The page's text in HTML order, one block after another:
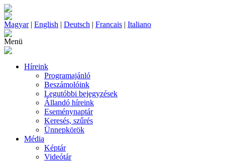
Magyar| English | Deutsch | Francais | Italiano
Menü
Híreink
Programajánló
Beszámolóink
Legutóbbi bejegyzések
Állandó híreink
Eseménynaptár
Keresés, szűrés
Ünnepkörök
Média
Képtár
Videótár